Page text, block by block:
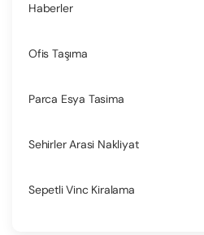
Haberler
Ofis Taşıma
Parca Esya Tasima
Sehirler Arasi Nakliyat
Sepetli Vinc Kiralama